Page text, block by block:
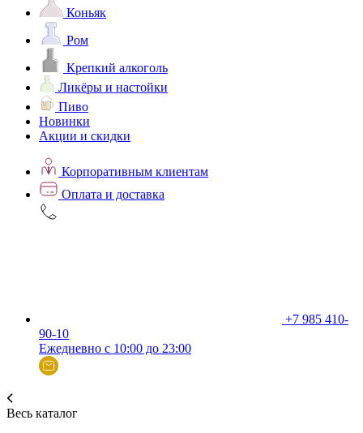
Коньяк
Ром
Крепкий алкоголь
Ликёры и настойки
Пиво
Новинки
Акции и скидки
Корпоративным клиентам
Оплата и доставка
+7 985 410-
90-10
Ежедневно с 10:00 до 23:00
Весь каталог